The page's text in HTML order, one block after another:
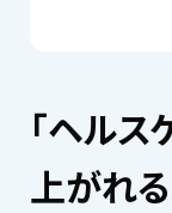
「ヘルス
上がれ